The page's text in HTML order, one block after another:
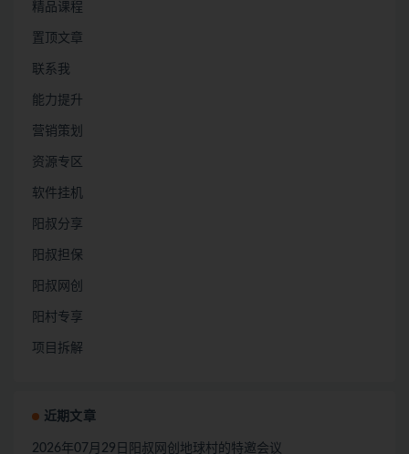
精品课程
置顶文章
联系我
能力提升
营销策划
资源专区
软件挂机
阳叔分享
阳叔担保
阳叔网创
阳村专享
项目拆解
近期文章
2026年07月29日阳叔网创地球村的特邀会议